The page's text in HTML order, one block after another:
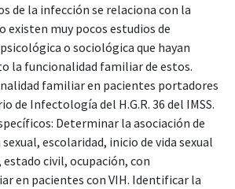
de la infección se relaciona con la
existen muy pocos estudios de
o sociológica que hayan
la funcionalidad familiar de estos.
familiar en pacientes portadores
de Infectología del H.G.R. 36 del IMSS.
Determinar la asociación de
escolaridad, inicio de vida sexual
civil, ocupación, con
en pacientes con VIH. Identificar la